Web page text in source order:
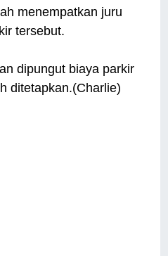
menempatkan juru
tersebut.
dipungut biaya parkir
ditetapkan.(Charlie)